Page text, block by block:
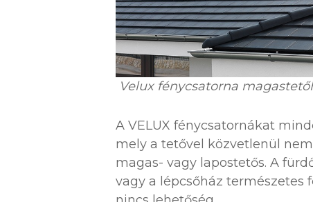
Velux fénycsatorna
A VELUX fénycsatornákat
mely a tetővel közvetlenül
magas- vagy lapostetős. A
vagy a lépcsőház természetes